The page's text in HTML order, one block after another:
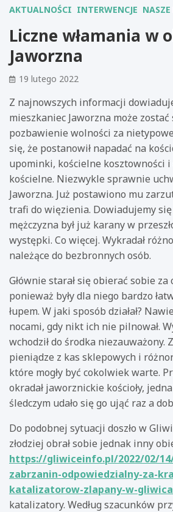
AKTUALNOŚCI INTERWENCJE
Liczne włamania w
Jaworzna
19 lutego 2022
Z najnowszych informacji
mieszkaniec Jaworzna może zostać
pozbawienie wolności za
się, że postanowił napadać na
upominki, kościelne kosztowności
kościelne. Niezwykle sprawnie
Jaworzna. Już postawiono mu
trafi do więzienia. Dowiadujemy
mężczyzna był już karany w
występki. Co więcej. Wykradał
należące do bezbronnych osób.
Głównie starał się obierać sobie
ponieważ były dla niego bardzo
łupem. W jaki sposób działał?
nocami, gdy nikt ich nie pilnował.
wchodził do środka niezauważony.
pieniądze z kas sklepowych i
które mogły być cokolwiek warte.
okradał jaworznickie kościoły,
śledczym udało się go ująć raz a
Do podobnej sytuacji doszło w
złodziej obrał sobie jednak inny
https://gliwiceinfo.pl/2022/02/
zabrzanin-odpowiedzialny-za-
katalizatorow-zlapany-w-
katalizatory. Według szacunków